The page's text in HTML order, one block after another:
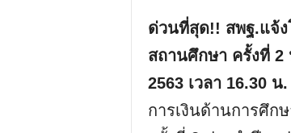
ด่วนที่สุด!! สพฐ.แจ้ง
สถานศึกษา ครั้งที่
2563 เวลา 16.30 น.
การเงินด้านการศึ